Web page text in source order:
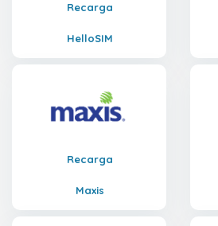
Recarga
HelloSIM
Recarga
Maxis